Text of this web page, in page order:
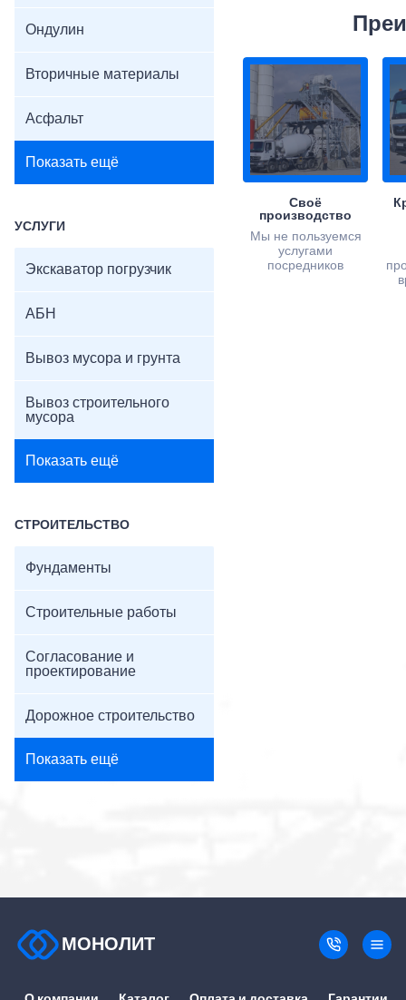
Ондулин
Вторичные материалы
Асфальт
Показать ещё
УСЛУГИ
Экскаватор погрузчик
АБН
Вывоз мусора и грунта
Вывоз строительного
мусора
Показать ещё
СТРОИТЕЛЬСТВО
Фундаменты
Строительные работы
Согласование и
проектирование
Дорожное строительство
Показать ещё
Своё
производство
Мы не пользуемся
услугами
посредников
МОНОЛИТ